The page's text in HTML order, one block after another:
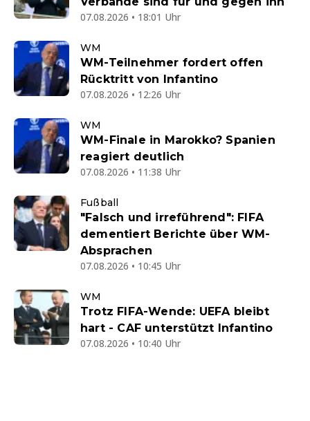
07.08.2026 • 18:01 Uhr
WM
WM-Teilnehmer fordert offen
Rücktritt von Infantino
07.08.2026 • 12:26 Uhr
WM
WM-Finale in Marokko? Spanien
reagiert deutlich
07.08.2026 • 11:38 Uhr
Fußball
"Falsch und irreführend": FIFA
dementiert Berichte über WM-
Absprachen
07.08.2026 • 10:45 Uhr
WM
Trotz FIFA-Wende: UEFA bleibt
hart - CAF unterstützt Infantino
07.08.2026 • 10:40 Uhr